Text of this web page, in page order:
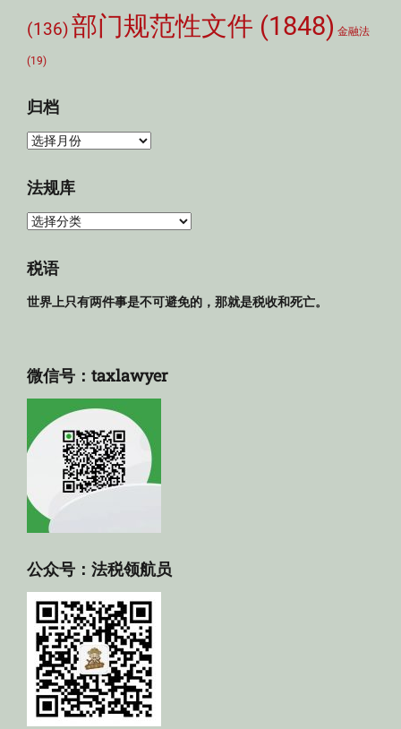
(136)部门规范性文件 (1848) 金融法
(19)
归档
归
法规库
法
库
税语
世界上只有两件事是不可避免的，那就是税收和死亡。
微信号：taxlawyer
公众号：法税领航员